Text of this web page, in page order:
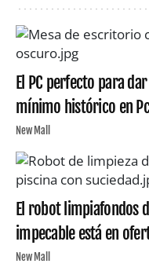
El PC perfecto para
mínimo histórico en
New Mall
El robot limpiafondos
impecable está en
New Mall